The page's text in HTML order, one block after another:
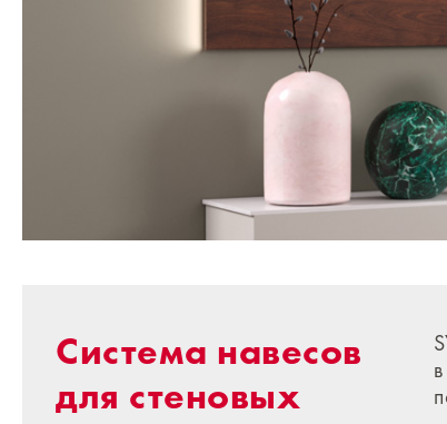
Система навесов
для стеновых